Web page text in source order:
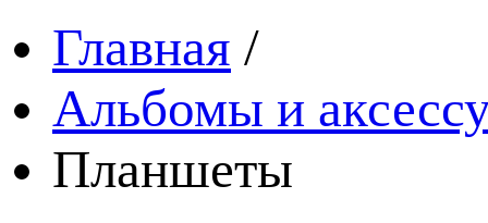
Главная /
Альбомы и
Планшеты